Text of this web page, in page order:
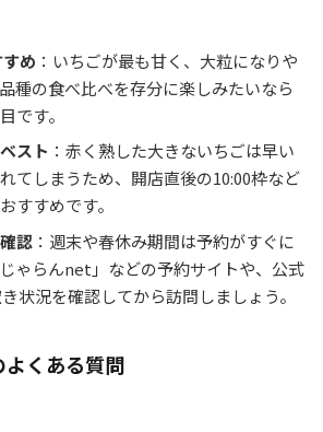
め ：いちごが最も甘く、大粒になりや
種の食べ比べを存分に楽しみたいなら
です。
スト ：赤く熟した大きないちごは早い
てしまうため、開店直後の10:00枠など
すすめです。
認 ：週末や春休み期間は予約がすぐに
ゃらんnet」などの予約サイトや、公式
状況を確認してから訪問しましょう。
よくある質問